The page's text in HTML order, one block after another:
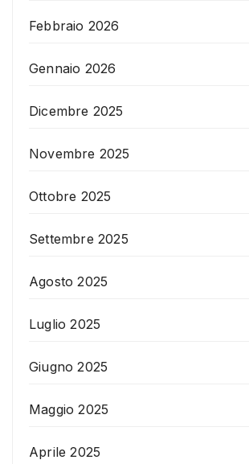
Febbraio 2026
Gennaio 2026
Dicembre 2025
Novembre 2025
Ottobre 2025
Settembre 2025
Agosto 2025
Luglio 2025
Giugno 2025
Maggio 2025
Aprile 2025